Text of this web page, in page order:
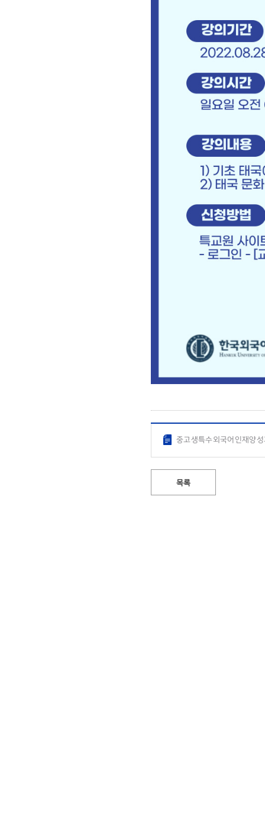
중고생특수외국어인재양
목록